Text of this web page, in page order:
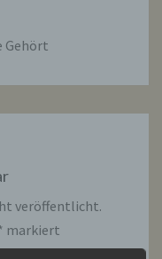
Gehört
veröffentlicht.
markiert